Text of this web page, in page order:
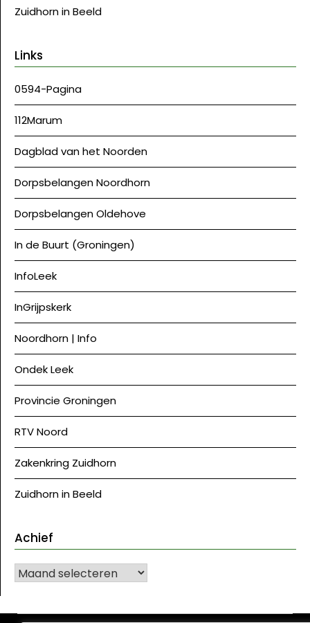
Zuidhorn in Beeld
Links
0594-Pagina
112Marum
Dagblad van het Noorden
Dorpsbelangen Noordhorn
Dorpsbelangen Oldehove
In de Buurt (Groningen)
InfoLeek
InGrijpskerk
Noordhorn | Info
Ondek Leek
Provincie Groningen
RTV Noord
Zakenkring Zuidhorn
Zuidhorn in Beeld
Achief
Achief